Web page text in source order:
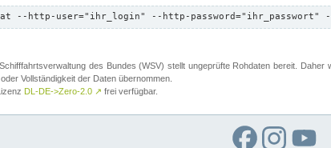
--http-user="ihr_login" --http-password="ihr_passwort"
des Bundes (WSV) stellt ungeprüfte Rohdaten bereit.
Vollständigkeit der Daten übernommen.
DL-DE->Zero-2.0 ↗ frei verfügbar.